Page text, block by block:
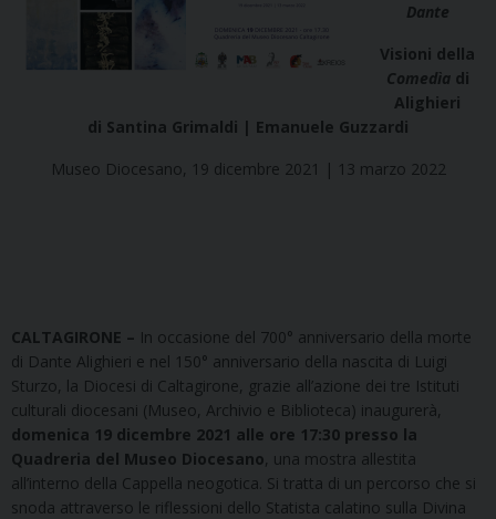
Dante
Visioni della
Comedìa di
Alighieri
di Santina Grimaldi | Emanuele Guzzardi
Museo Diocesano, 19 dicembre 2021 | 13 marzo 2022
CALTAGIRONE – In occasione del 700° anniversario della morte
di Dante Alighieri e nel 150° anniversario della nascita di Luigi
Sturzo, la Diocesi di Caltagirone, grazie all’azione dei tre Istituti
culturali diocesani (Museo, Archivio e Biblioteca) inaugurerà,
domenica 19 dicembre 2021 alle ore 17:30 presso la
Quadreria del Museo Diocesano, una mostra allestita
all’interno della Cappella neogotica. Si tratta di un percorso che si
snoda attraverso le riflessioni dello Statista calatino sulla Divina